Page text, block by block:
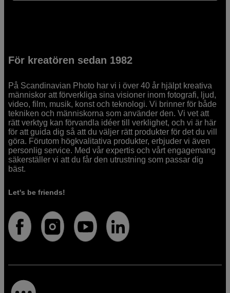
För kreatören sedan 1982
På Scandinavian Photo har vi i över 40 år hjälpt kreativa
människor att förverkliga sina visioner inom fotografi, ljud,
video, film, musik, konst och teknologi. Vi brinner för både
tekniken och människorna som använder den. Vi vet att
rätt verktyg kan förvandla idéer till verklighet, och vi är här
för att guida dig så att du väljer rätt produkter för det du vill
göra. Förutom högkvalitativa produkter, erbjuder vi även
personlig service. Med vår expertis och vårt engagemang
säkerställer vi att du får den utrustning som passar dig
bäst.
Let's be friends!